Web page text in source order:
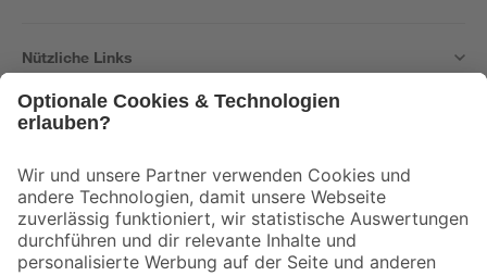
Nützliche Links
Der toom Newsletter: Keine Angebote und Aktionen mehr verpassen!
Zur Newsletter Anmeldung